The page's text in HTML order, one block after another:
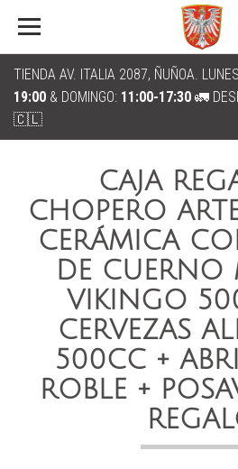
TIENDA AV. ITALIA 2087, ÑUÑOA.
19:00 & DOMINGO: 11:00-17:30 🚛
🇨🇱
CAJA
CHOPERO
CERÁMICA
DE CUERNO
VIKINGO
CERVEZAS
500CC +
ROBLE +